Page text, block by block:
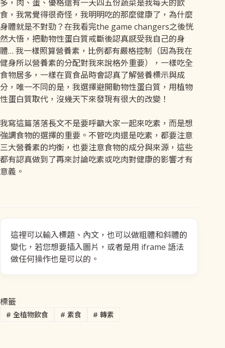
多，肉、蛋、優格還有一天四五份蔬菜是我每天的飲
食，我常覺得很奇怪，我明明吃的那麼健康了，為什麼
身體就是不對勁？在我看完the game changers之後恍
然大悟，把動物性蛋白質戒斷後認真感受我自己的身
體… 我一樣照算營養素，比例都有嚴格控制（因為我在
健身所以營養素的分配對我來說格外重要），一樣吃全
食物居多，一樣在買食品時會認真了解營養標示與成
分，唯一不同的是，我選擇避開動物性蛋白質，用植物
性蛋白質取代，沒幾天下來發現有很大的改變！
我寫這篇落落長文不是要呼籲大家一起來吃素，而是想
強調食物的選擇的重要。不管吃肉還是吃素，都要注意
三大營養素的均衡，也要注意食物的成分與來源，這些
都有認真做到了再來討論吃素或吃肉對健康的影響才有
意義。
這裡可以輸入標題、內文，也可以做粗體和斜體的
變化，若您想要插入圖片，或者是用 iframe 語法
做任何操作也是可以的。
標籤
# 全植物飲食 # 素食 # 轉素